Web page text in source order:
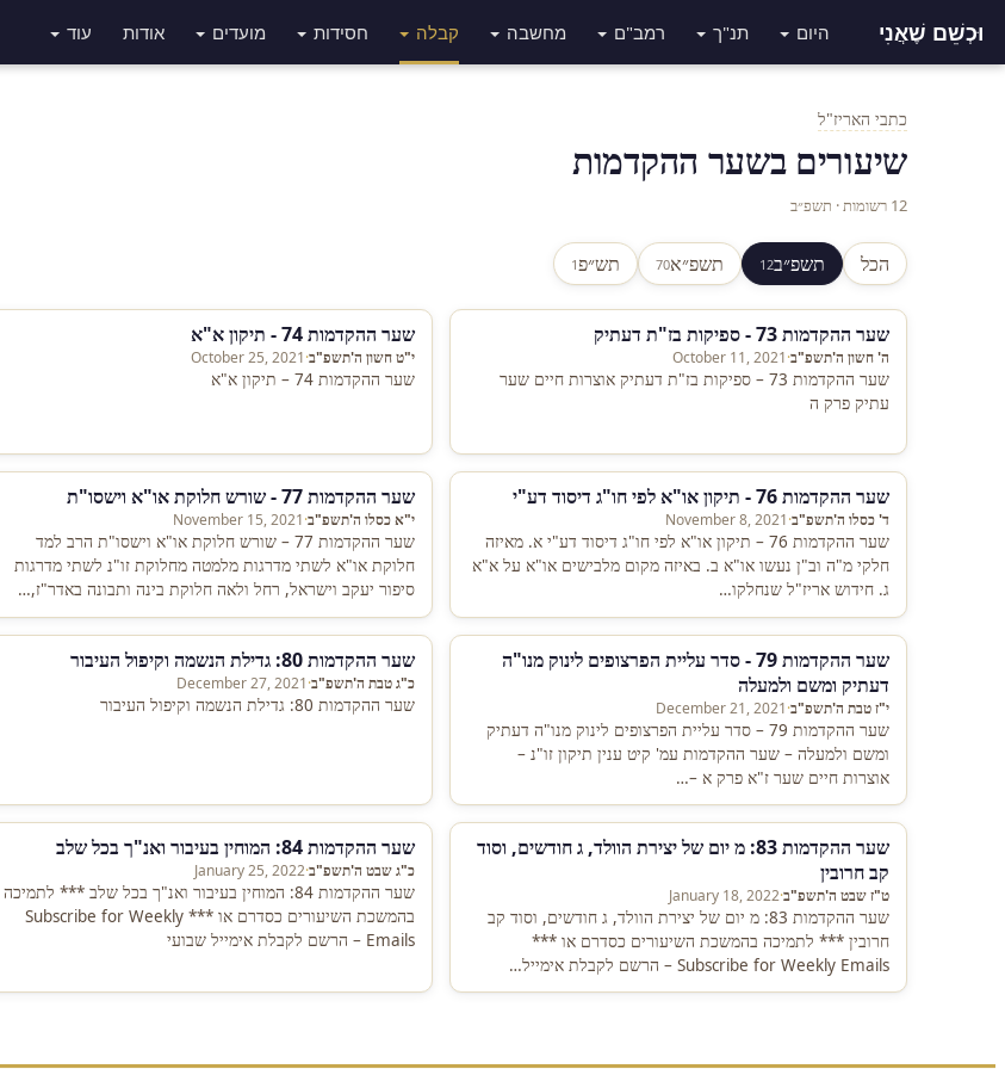
וּכְשֵׁם שֶׁאֲנִי היום תנ"ך רמב"ם מחשבה קבלה חסידות מועדים אודות עוד
כתבי האריז"ל
שיעורים בשער ההקדמות
12 רשומות · תשפ״ב
הכל תשפ״ב12 תשפ״א70 תש״פ1
שער ההקדמות 73 - ספיקות בז"ת דעתיק
ה' חשון ה'תשפ"ב·
October 11, 2021
שער ההקדמות 73 – ספיקות בז"ת דעתיק אוצרות חיים שער
עתיק פרק ה
שער ההקדמות 74 - תיקון א"א
י"ט חשון ה'תשפ"ב·
October 25, 2021
שער ההקדמות 74 – תיקון א"א
שער ההקדמות 76 - תיקון או"א לפי חו"ג דיסוד דע"י
ד' כסלו ה'תשפ"ב·
November 8, 2021
שער ההקדמות 76 – תיקון או"א לפי חו"ג דיסוד דע"י א. מאיזה
חלקי מ"ה וב"ן נעשו או"א ב. באיזה מקום מלבישים או"א על א"א
ג. חידוש אריז"ל שנחלקו…
שער ההקדמות 77 - שורש חלוקת או"א וישסו"ת
י"א כסלו ה'תשפ"ב·
November 15, 2021
שער ההקדמות 77 – שורש חלוקת או"א וישסו"ת הרב למד
חלוקת או"א לשתי מדרגות מלמטה מחלוקת זו"נ לשתי מדרגות
סיפור יעקב וישראל, רחל ולאה חלוקת בינה ותבונה באדר"ז,…
שער ההקדמות 79 - סדר עליית הפרצופים לינוק מנו"ה
דעתיק ומשם ולמעלה
י"ז טבת ה'תשפ"ב·
December 21, 2021
שער ההקדמות 79 – סדר עליית הפרצופים לינוק מנו"ה דעתיק
ומשם ולמעלה – שער ההקדמות עמ' קיט ענין תיקון זו"נ –
אוצרות חיים שער ז"א פרק א –…
שער ההקדמות 80: גדילת הנשמה וקיפול העיבור
כ"ג טבת ה'תשפ"ב·
December 27, 2021
שער ההקדמות 80: גדילת הנשמה וקיפול העיבור
שער ההקדמות 83: מ יום של יצירת הוולד, ג חודשים, וסוד
קב חרובין
ט"ז שבט ה'תשפ"ב·
January 18, 2022
שער ההקדמות 83: מ יום של יצירת הוולד, ג חודשים, וסוד קב
חרובין *** לתמיכה בהמשכת השיעורים כסדרם או ***
Subscribe for Weekly Emails – הרשם לקבלת אימייל…
שער ההקדמות 84: המוחין בעיבור ואנ"ך בכל שלב
כ"ג שבט ה'תשפ"ב·
January 25, 2022
שער ההקדמות 84: המוחין בעיבור ואנ"ך בכל שלב *** לתמיכה
בהמשכת השיעורים כסדרם או *** Subscribe for Weekly
Emails – הרשם לקבלת אימייל שבועי